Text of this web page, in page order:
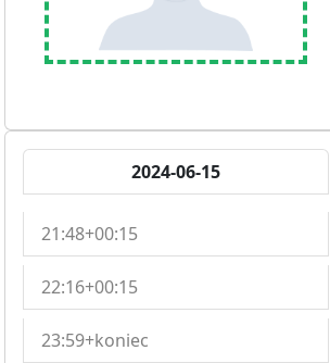
2024-06-15
21:48+00:15
22:16+00:15
23:59+koniec